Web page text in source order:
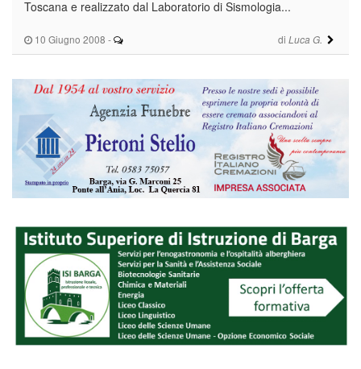
10 Giugno 2008 - di Luca G.
Toscana e realizzato dal Laboratorio di Sismologia...